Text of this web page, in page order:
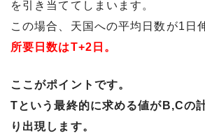
を引き当ててしまいます。
この場合、天国への平均日数が1日
所要日数はT+2日。
ここがポイントです。
Tという最終的に求める値がB,Cの
り出現します。